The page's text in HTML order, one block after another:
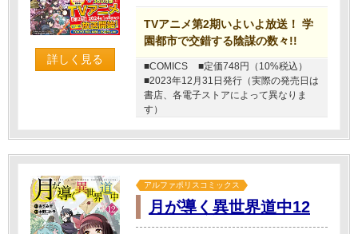
詳しく見る
TVアニメ第2期いよいよ放送！ 学
園都市で交錯する陰謀の数々!!
■COMICS
■定価748円（10%税込）
■2023年12月31日発行（実際の発売日は
書店、各電子ストアによって異なりま
す）
アルファポリスコミックス
月が導く異世界道中12